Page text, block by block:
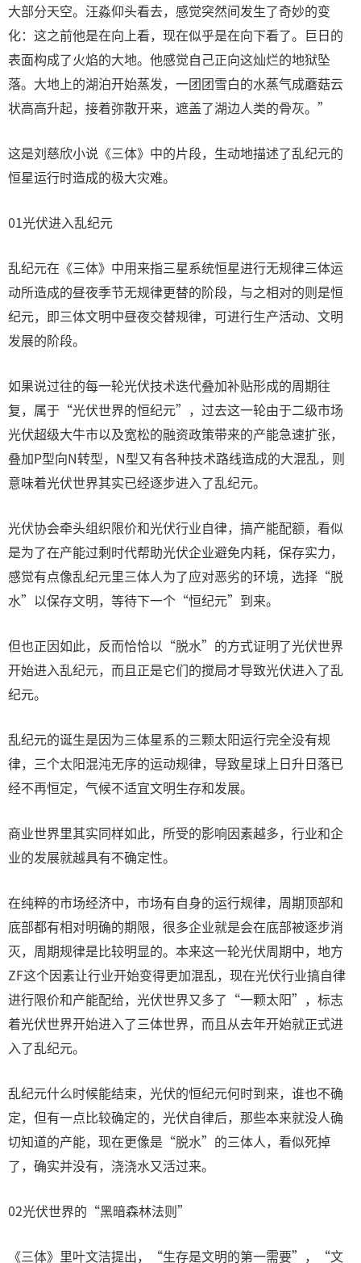
大部分天空。汪淼仰头看去，感觉突然间发生了奇妙的变
化：这之前他是在向上看，现在似乎是在向下看了。巨日的
表面构成了火焰的大地。他感觉自己正向这灿烂的地狱坠
落。大地上的湖泊开始蒸发，一团团雪白的水蒸气成蘑菇云
状高高升起，接着弥散开来，遮盖了湖边人类的骨灰。”
这是刘慈欣小说《三体》中的片段，生动地描述了乱纪元的
恒星运行时造成的极大灾难。
01光伏进入乱纪元
乱纪元在《三体》中用来指三星系统恒星进行无规律三体运
动所造成的昼夜季节无规律更替的阶段，与之相对的则是恒
纪元，即三体文明中昼夜交替规律，可进行生产活动、文明
发展的阶段。
如果说过往的每一轮光伏技术迭代叠加补贴形成的周期往
复，属于“光伏世界的恒纪元”，过去这一轮由于二级市场
光伏超级大牛市以及宽松的融资政策带来的产能急速扩张，
叠加P型向N转型，N型又有各种技术路线造成的大混乱，则
意味着光伏世界其实已经逐步进入了乱纪元。
光伏协会牵头组织限价和光伏行业自律，搞产能配额，看似
是为了在产能过剩时代帮助光伏企业避免内耗，保存实力，
感觉有点像乱纪元里三体人为了应对恶劣的环境，选择“脱
水”以保存文明，等待下一个“恒纪元”到来。
但也正因如此，反而恰恰以“脱水”的方式证明了光伏世界
开始进入乱纪元，而且正是它们的搅局才导致光伏进入了乱
纪元。
乱纪元的诞生是因为三体星系的三颗太阳运行完全没有规
律，三个太阳混沌无序的运动规律，导致星球上日升日落已
经不再恒定，气候不适宜文明生存和发展。
商业世界里其实同样如此，所受的影响因素越多，行业和企
业的发展就越具有不确定性。
在纯粹的市场经济中，市场有自身的运行规律，周期顶部和
底部都有相对明确的期限，很多企业就是会在底部被逐步消
灭，周期规律是比较明显的。本来这一轮光伏周期中，地方
ZF这个因素让行业开始变得更加混乱，现在光伏行业搞自律
进行限价和产能配给，光伏世界又多了“一颗太阳”，标志
着光伏世界开始进入了三体世界，而且从去年开始就正式进
入了乱纪元。
乱纪元什么时候能结束，光伏的恒纪元何时到来，谁也不确
定，但有一点比较确定的，光伏自律后，那些本来就没人确
切知道的产能，现在更像是“脱水”的三体人，看似死掉
了，确实并没有，浇浇水又活过来。
02光伏世界的“黑暗森林法则”
《三体》里叶文洁提出，“生存是文明的第一需要”，“文